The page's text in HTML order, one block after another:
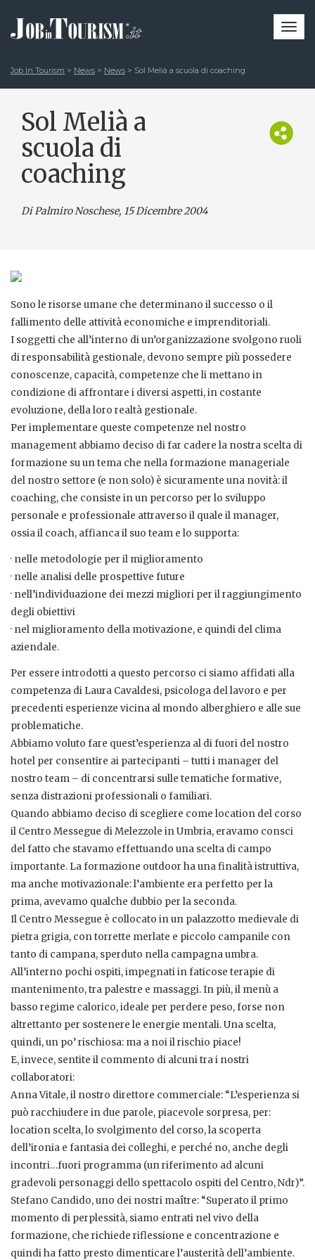
Job In Tourism > News > News > Sol Melià a scuola di coaching
Sol Melià a
scuola di
coaching
Di Palmiro Noschese, 15 Dicembre 2004
Sono le risorse umane che determinano il successo o il
fallimento delle attività economiche e imprenditoriali.
I soggetti che all’interno di un’organizzazione svolgono ruoli
di responsabilità gestionale, devono sempre più possedere
conoscenze, capacità, competenze che li mettano in
condizione di affrontare i diversi aspetti, in costante
evoluzione, della loro realtà gestionale.
Per implementare queste competenze nel nostro
management abbiamo deciso di far cadere la nostra scelta di
formazione su un tema che nella formazione manageriale
del nostro settore (e non solo) è sicuramente una novità: il
coaching, che consiste in un percorso per lo sviluppo
personale e professionale attraverso il quale il manager,
ossia il coach, affianca il suo team e lo supporta:
· nelle metodologie per il miglioramento
· nelle analisi delle prospettive future
· nell’individuazione dei mezzi migliori per il raggiungimento
degli obiettivi
· nel miglioramento della motivazione, e quindi del clima
aziendale.
Per essere introdotti a questo percorso ci siamo affidati alla
competenza di Laura Cavaldesi, psicologa del lavoro e per
precedenti esperienze vicina al mondo alberghiero e alle sue
problematiche.
Abbiamo voluto fare quest’esperienza al di fuori del nostro
hotel per consentire ai partecipanti – tutti i manager del
nostro team – di concentrarsi sulle tematiche formative,
senza distrazioni professionali o familiari.
Quando abbiamo deciso di scegliere come location del corso
il Centro Messegue di Melezzole in Umbria, eravamo consci
del fatto che stavamo effettuando una scelta di campo
importante. La formazione outdoor ha una finalità istruttiva,
ma anche motivazionale: l’ambiente era perfetto per la
prima, avevamo qualche dubbio per la seconda.
Il Centro Messegue è collocato in un palazzotto medievale di
pietra grigia, con torrette merlate e piccolo campanile con
tanto di campana, sperduto nella campagna umbra.
All’interno pochi ospiti, impegnati in faticose terapie di
mantenimento, tra palestre e massaggi. In più, il menù a
basso regime calorico, ideale per perdere peso, forse non
altrettanto per sostenere le energie mentali. Una scelta,
quindi, un po’ rischiosa: ma a noi il rischio piace!
E, invece, sentite il commento di alcuni tra i nostri
collaboratori:
Anna Vitale, il nostro direttore commerciale: “L’esperienza si
può racchiudere in due parole, piacevole sorpresa, per:
location scelta, lo svolgimento del corso, la scoperta
dell’ironia e fantasia dei colleghi, e perché no, anche degli
incontri…fuori programma (un riferimento ad alcuni
gradevoli personaggi dello spettacolo ospiti del Centro, Ndr)”.
Stefano Candido, uno dei nostri maître: “Superato il primo
momento di perplessità, siamo entrati nel vivo della
formazione, che richiede riflessione e concentrazione e
quindi ha fatto presto dimenticare l’austerità dell’ambiente.